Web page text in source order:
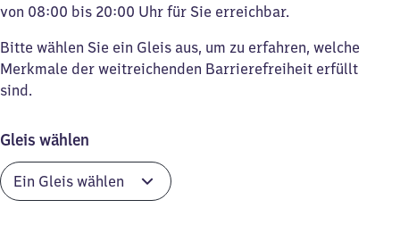
von 08:00 bis 20:00 Uhr für Sie erreichbar.
Bitte wählen Sie ein Gleis aus, um zu erfahren, welche
Merkmale der weitreichenden Barrierefreiheit erfüllt
sind.
Gleis wählen